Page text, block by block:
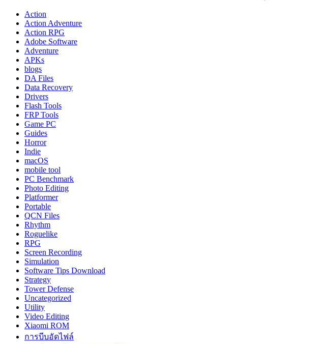
Action
Action Adventure
Action RPG
Adobe Software
Adventure
APKs
blogs
DA Files
Data Recovery
Drivers
Flash Tools
FRP Tools
Game PC
Guides
Horror
Indie
macOS
mobile tool
PC Benchmark
Photo Editing
Platformer
Portable
QCN Files
Rhythm
Roguelike
RPG
Screen Recording
Simulation
Software Tips Download
Strategy
Tower Defense
Uncategorized
Utility
Video Editing
Xiaomi ROM
การบีบอัดไฟล์